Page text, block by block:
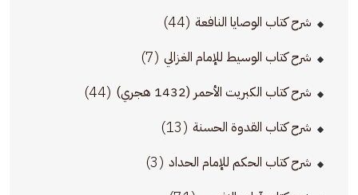
شرح كتاب الوصايا النافعة (44)
شرح كتاب الوسيط للإمام الغزالي (7)
شرح كتاب الكبريت الأحمر (1432 هجري) (44)
شرح كتاب القدوة الحسنة (13)
شرح كتاب الحكم للإمام الحداد (3)